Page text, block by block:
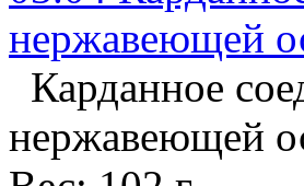
нержавеющей
Карданное
нержавеющей